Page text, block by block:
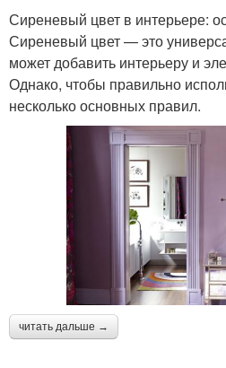
Сиреневый цвет в интерьере:
Сиреневый цвет — это
может добавить интерьеру и
Однако, чтобы правильно
несколько основных правил.
читать дальше →